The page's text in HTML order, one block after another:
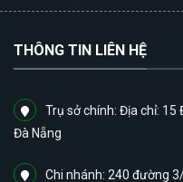
THÔNG TIN LIÊN HỆ
Trụ sở chính: Địa chỉ: 15
Đà Nẵng
Chi nhánh: 240 đường